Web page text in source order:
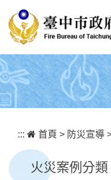
::: 首頁 > 防災宣導
火災案例分類